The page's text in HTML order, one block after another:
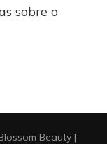
sobre o
Beauty |